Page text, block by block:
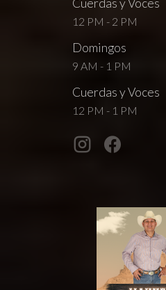
12 PM - 2 PM
Domingos
9 AM - 1 PM
Cuerdas y Voces
12 PM - 1 PM